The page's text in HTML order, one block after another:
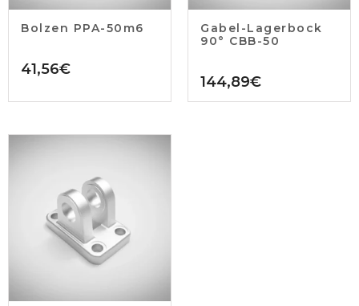
Bolzen PPA-50m6
41,56€
Gabel-Lagerbock
90° CBB-50
144,89€